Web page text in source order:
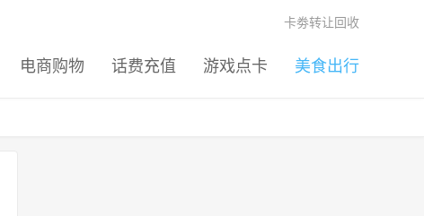
电商购物 话费充值 游戏点卡 美食出行
卡劵转让回收